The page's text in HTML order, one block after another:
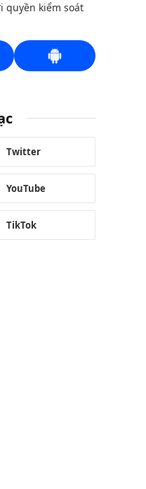
quyền kiểm soát
Twitter
YouTube
TikTok